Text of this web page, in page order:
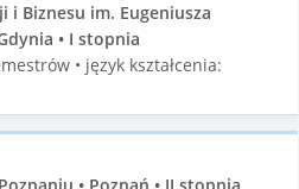
i Biznesu im. Eugeniusza
• I stopnia
• język kształcenia: